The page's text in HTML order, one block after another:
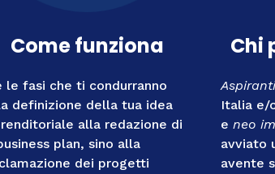
Come funziona
le fasi che ti condurranno
definizione della tua idea
alla redazione di
plan, sino alla
dei progetti
Chi
Italia e/
e neo
avviato
avente